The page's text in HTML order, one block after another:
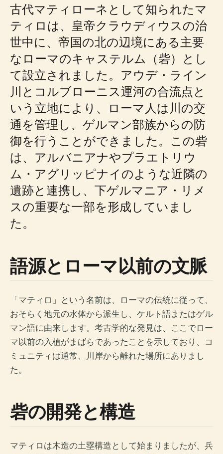
古代マティローネとして知られたマ
ティロは、皇帝クラウディウスの治
世中に、帝国の北の辺境にある主要
なローマのキャステルム（砦）とし
て設立されました。アウデ・ライン
川とコルブローニス運河の合流点と
いう立地により、ローマ人は川の交
通を管理し、ゲルマン部族からの防
御を行うことができました。この砦
は、アルバニアナやプラエトリウ
ム・アグリッピナイのような近隣の
遺跡と連携し、下ゲルマニア・リメ
スの重要な一部を形成していまし
た。
語源とローマ以前の文脈
「マティロ」という名前は、ローマの伝統に従って、
おそらく地元の水体から派生し、ケルト語またはゲル
マン語に由来します。考古学的な発見は、ここでロー
マ以前の入植がまばらであったことを示しており、コ
ミュニティは通常、川岸から離れた場所にありまし
た。
砦の開発と構造
マティロは木造の土塁構造として始まりましたが、兵